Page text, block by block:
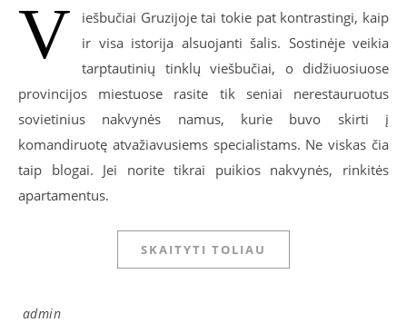
V
iešbučiai Gruzijoje tai tokie pat kontrastingi, kaip
ir visa istorija alsuojanti šalis. Sostinėje veikia
tarptautinių tinklų viešbučiai, o didžiuosiuose
provincijos miestuose rasite tik seniai nerestauruotus
sovietinius nakvynės namus, kurie buvo skirti į
komandiruotę atvažiavusiems specialistams. Ne viskas čia
taip blogai. Jei norite tikrai puikios nakvynės, rinkitės
apartamentus.
SKAITYTI TOLIAU
admin